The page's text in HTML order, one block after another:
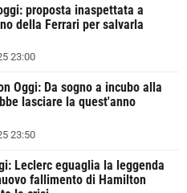
proposta inaspettata a
della Ferrari per salvarla
23:00
Oggi: Da sogno a incubo alla
lasciare la quest'anno
23:50
Leclerc eguaglia la leggenda
fallimento di Hamilton